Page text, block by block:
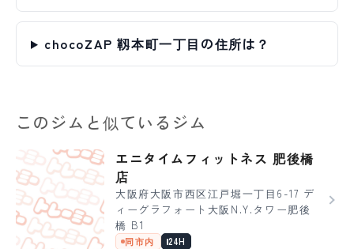
chocoZAP 靱本町一丁目の住所は？
このジムと似ているジム
エニタイムフィットネス 肥後橋
店
大阪府大阪市西区江戸堀一丁目6-17 デ
ィーグラフォート大阪N.Y.タワー肥後
橋 B1
同市内 24H